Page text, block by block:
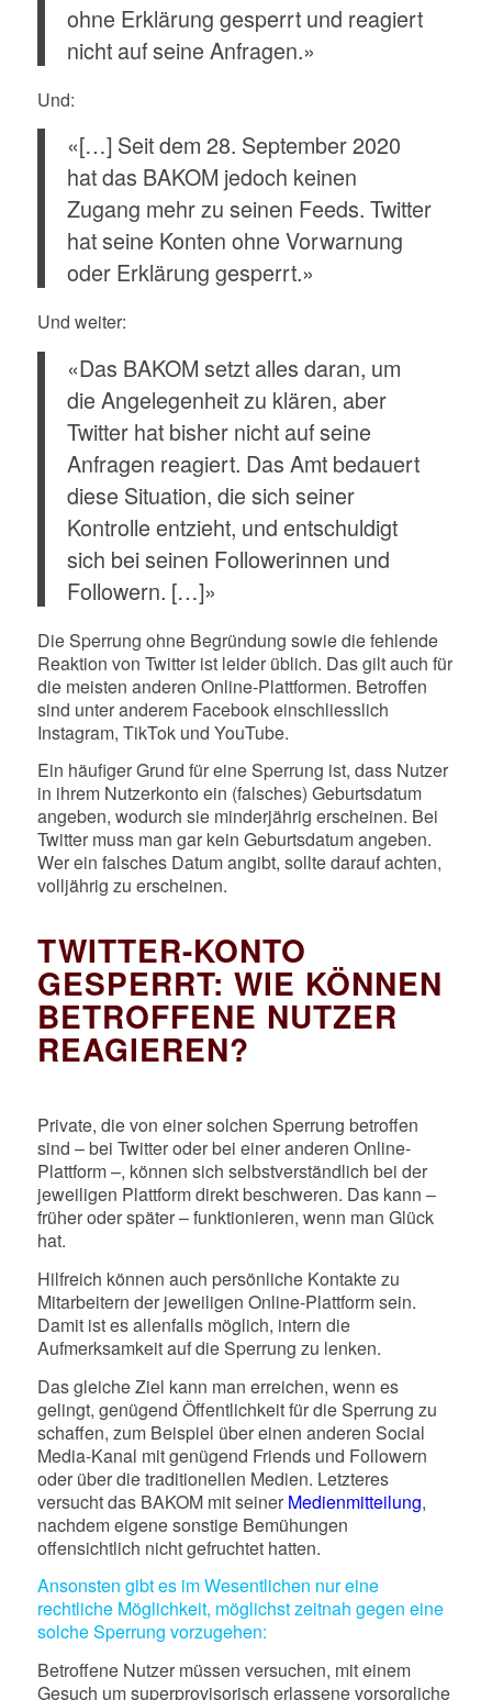
ohne Erklärung gesperrt und reagiert
nicht auf seine Anfragen.»
Und:
«[…] Seit dem 28. September 2020
hat das BAKOM jedoch keinen
Zugang mehr zu seinen Feeds. Twitter
hat seine Konten ohne Vorwarnung
oder Erklärung gesperrt.»
Und weiter:
«Das BAKOM setzt alles daran, um
die Angelegenheit zu klären, aber
Twitter hat bisher nicht auf seine
Anfragen reagiert. Das Amt bedauert
diese Situation, die sich seiner
Kontrolle entzieht, und entschuldigt
sich bei seinen Followerinnen und
Followern. […]»
Die Sperrung ohne Begründung sowie die fehlende
Reaktion von Twitter ist leider üblich. Das gilt auch für
die meisten anderen Online-Plattformen. Betroffen
sind unter anderem Facebook einschliesslich
Instagram, TikTok und YouTube.
Ein häufiger Grund für eine Sperrung ist, dass Nutzer
in ihrem Nutzerkonto ein (falsches) Geburtsdatum
angeben, wodurch sie minderjährig erscheinen. Bei
Twitter muss man gar kein Geburtsdatum angeben.
Wer ein falsches Datum angibt, sollte darauf achten,
volljährig zu erscheinen.
TWITTER-KONTO
GESPERRT: WIE KÖNNEN
BETROFFENE NUTZER
REAGIEREN?
Private, die von einer solchen Sperrung betroffen
sind – bei Twitter oder bei einer anderen Online-
Plattform –, können sich selbstverständlich bei der
jeweiligen Plattform direkt beschweren. Das kann –
früher oder später – funktionieren, wenn man Glück
hat.
Hilfreich können auch persönliche Kontakte zu
Mitarbeitern der jeweiligen Online-Plattform sein.
Damit ist es allenfalls möglich, intern die
Aufmerksamkeit auf die Sperrung zu lenken.
Das gleiche Ziel kann man erreichen, wenn es
gelingt, genügend Öffentlichkeit für die Sperrung zu
schaffen, zum Beispiel über einen anderen Social
Media-Kanal mit genügend Friends und Followern
oder über die traditionellen Medien. Letzteres
versucht das BAKOM mit seiner Medienmitteilung,
nachdem eigene sonstige Bemühungen
offensichtlich nicht gefruchtet hatten.
Ansonsten gibt es im Wesentlichen nur eine
rechtliche Möglichkeit, möglichst zeitnah gegen eine
solche Sperrung vorzugehen:
Betroffene Nutzer müssen versuchen, mit einem
Gesuch um superprovisorisch erlassene vorsorgliche